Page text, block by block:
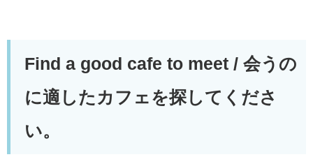
Find a good cafe to meet / 会うの
に適したカフェを探してくださ
い。